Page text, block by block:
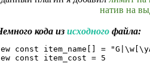
натив на
кода из исходного файла:
const item_name[] =
const item_cost = 5